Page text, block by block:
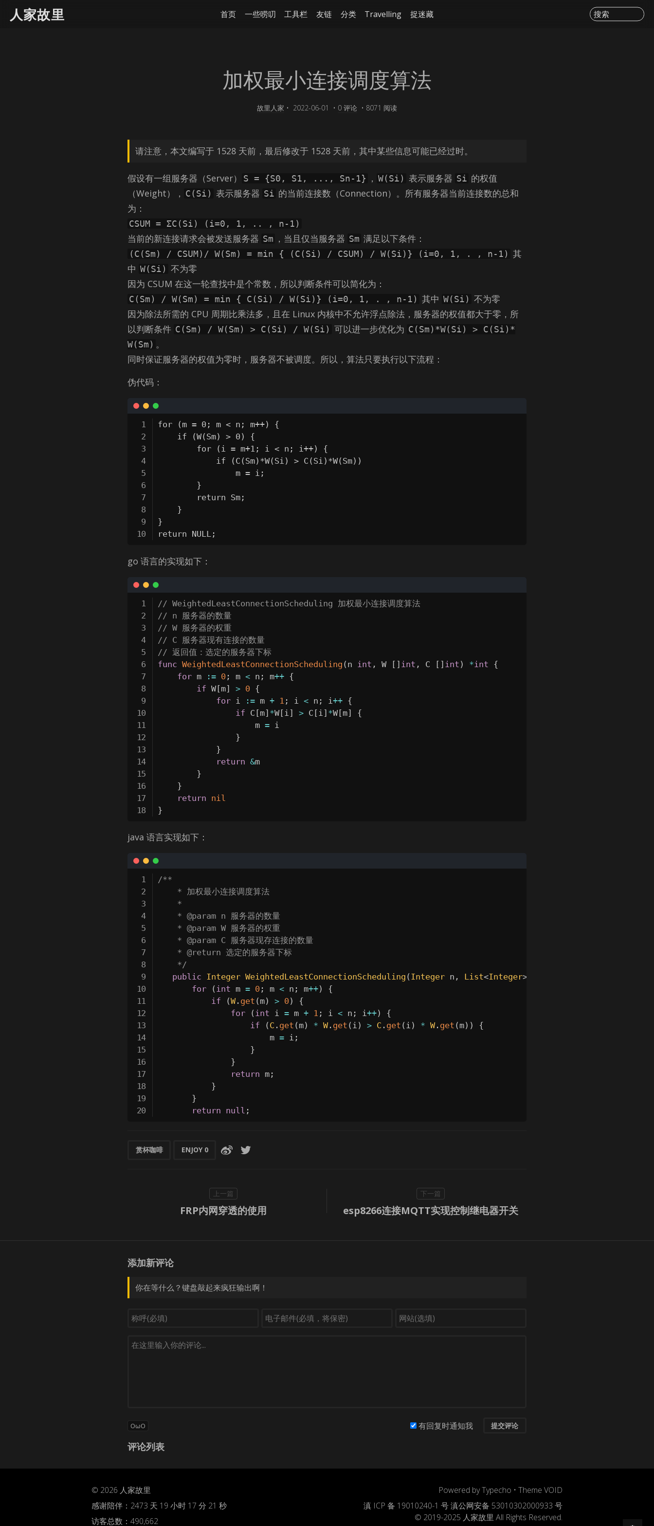
人家故里 首页 一些唠叨 工具栏 友链 分类 Travelling 捉迷藏 搜索
加权最小连接调度算法
故里人家 • 2022-06-01 • 0 评论 • 8071 阅读
请注意，本文编写于 1528 天前，最后修改于 1528 天前，其中某些信息可能已经过时。
假设有一组服务器（Server） S = {S0, S1, ..., Sn-1} ， W(Si) 表示服务器 Si 的权值
（Weight）， C(Si) 表示服务器 Si 的当前连接数（Con­nec­tion）。所有服务器当前连接数的总和
为：
CSUM = ΣC(Si) (i=0, 1, .. , n-1)
当前的新连接请求会被发送服务器 Sm ，当且仅当服务器 Sm 满足以下条件：
(C(Sm) / CSUM)/ W(Sm) = min { (C(Si) / CSUM) / W(Si)} (i=0, 1, . , n-1) 其
中 W(Si) 不为零
因为 CSUM 在这一轮查找中是个常数，所以判断条件可以简化为：
C(Sm) / W(Sm) = min { C(Si) / W(Si)} (i=0, 1, . , n-1) 其中 W(Si) 不为零
因为除法所需的 CPU 周期比乘法多，且在 Linux 内核中不允许浮点除法，服务器的权值都大于零，所
以判断条件 C(Sm) / W(Sm) > C(Si) / W(Si) 可以进一步优化为 C(Sm)*W(Si) > C(Si)*
W(Sm) 。
同时保证服务器的权值为零时，服务器不被调度。所以，算法只要执行以下流程：
伪代码：
for (m = 0; m < n; m++) {
    if (W(Sm) > 0)
{
        for (i = m+1; i < n; i++)
{
            if (C(Sm)*W(Si) > C(Si)*W(Sm))
                m = i;
}
        return Sm;
}
}
return NULL;
go 语言的实现如下：
// WeightedLeastConnectionScheduling 加权最小连接调度算法
// n 服务器的数量
// W 服务器的权重
// C 服务器现有连接的数量
// 返回值：选定的服务器下标
func WeightedLeastConnectionScheduling ( n int , W [ ] int , C [ ] int ) *int {
for m := 0 ; m < n ; m++ {
if W[m] > 0 {
for i := m + 1 ; i < n ; i ++ {
if C [m] *W[ i ] > C [ i ] *W[m]
{
                    m
= i
}
}
return &m
}
}
return nil
}
java 语言实现如下：
/**
    * 加权最小连接调度算法
    *
    * @param n 服务器的数量
    * @param W 服务器的权重
    * @param C 服务器现存连接的数量
    * @return 选定的服务器下标
    */
public Integer WeightedLeastConnectionScheduling ( Integer n , List<Integer>
for
( int m = 0 ; m < n ; m++)
{
if
(W. get ( m) > 0 )
{
for
( int i = m + 1 ; i < n ; i++)
{
if
( C . get ( m) * W. get ( i ) > C . get ( i ) * W. get ( m) )
{
                       m
= i ;
}
}
return m;
}
}
return null ;
赏杯咖啡 ENJOY 0
FRP内网穿透的使用 esp8266连接MQTT实现控制继电器开关
添加新评论
你在等什么？键盘敲起来疯狂输出啊！
OωO 有回复时通知我 提交评论
评论列表
© 2026 人家故里
感谢陪伴： 2473 天 19 小时 17 分 21 秒
访客总数：490,662
Powered byTypecho • Theme VOID
滇 ICP 备 19010240-1 号滇公网安备 53010302000933 号
© 2019-2025 人家故里 All Rights Reserved.